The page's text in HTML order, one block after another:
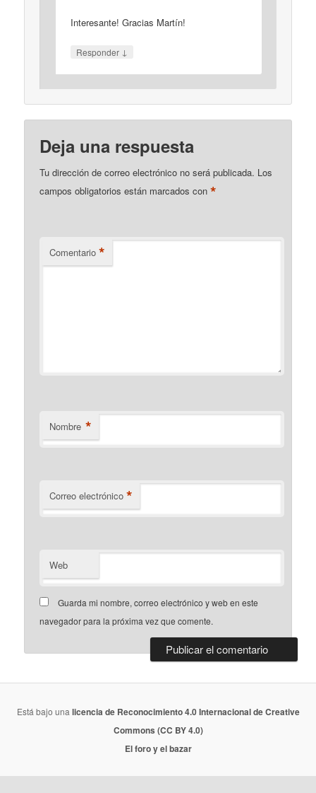
Interesante! Gracias Martín!
Responder ↓
Deja una respuesta
Tu dirección de correo electrónico no será publicada. Los
campos obligatorios están marcados con*
Comentario *
Nombre *
Correo electrónico *
Web
Guarda mi nombre, correo electrónico y web en este
navegador para la próxima vez que comente.
Está bajo una licencia de Reconocimiento 4.0 Internacional de Creative
Commons (CC BY 4.0)
El foro y el bazar